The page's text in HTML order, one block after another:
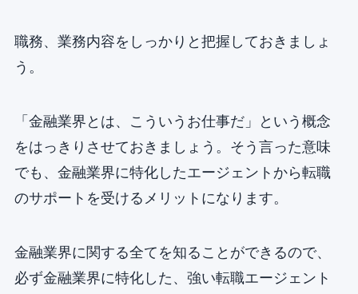
職務、業務内容をしっかりと把握しておきましょ
う。
「金融業界とは、こういうお仕事だ」という概念
をはっきりさせておきましょう。そう言った意味
でも、金融業界に特化したエージェントから転職
のサポートを受けるメリットになります。
金融業界に関する全てを知ることができるので、
必ず金融業界に特化した、強い転職エージェント